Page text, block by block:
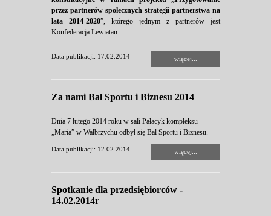
przez partnerów społecznych strategii partnerstwa na
lata 2014-2020”, którego jednym z partnerów jest
Konfederacja Lewiatan.
Data publikacji: 17.02.2014 więcej...
Za nami Bal Sportu i Biznesu 2014
Dnia 7 lutego 2014 roku w sali Pałacyk kompleksu
„Maria” w Wałbrzychu odbył się Bal Sportu i Biznesu.
Data publikacji: 12.02.2014 więcej...
Spotkanie dla przedsiębiorców -
14.02.2014r